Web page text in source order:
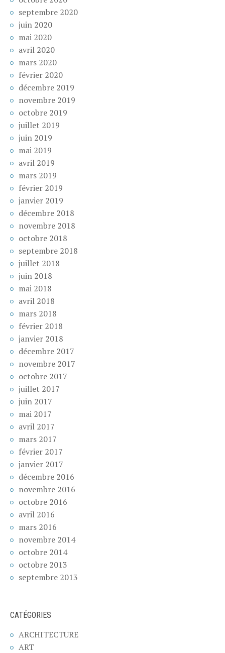
septembre 2020
juin 2020
mai 2020
avril 2020
mars 2020
février 2020
décembre 2019
novembre 2019
octobre 2019
juillet 2019
juin 2019
mai 2019
avril 2019
mars 2019
février 2019
janvier 2019
décembre 2018
novembre 2018
octobre 2018
septembre 2018
juillet 2018
juin 2018
mai 2018
avril 2018
mars 2018
février 2018
janvier 2018
décembre 2017
novembre 2017
octobre 2017
juillet 2017
juin 2017
mai 2017
avril 2017
mars 2017
février 2017
janvier 2017
décembre 2016
novembre 2016
octobre 2016
avril 2016
mars 2016
novembre 2014
octobre 2014
octobre 2013
septembre 2013
CATÉGORIES
ARCHITECTURE
ART